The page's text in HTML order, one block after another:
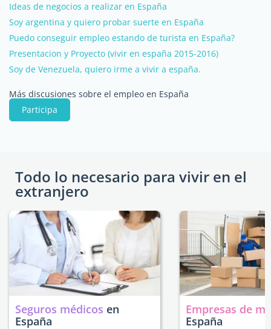
Ideas de negocios a realizar en España
Soy argentina y quiero probar suerte en España
Puedo conseguir empleo estando de turista en España?
Presentacion y Proyecto (vivir en españa 2015-2016)
Soy de Venezuela, quiero irme a vivir a españa.
Más discusiones sobre el empleo en España
Participa
Todo lo necesario para vivir en el
extranjero
Seguros médicos en
España
Empresas de
España